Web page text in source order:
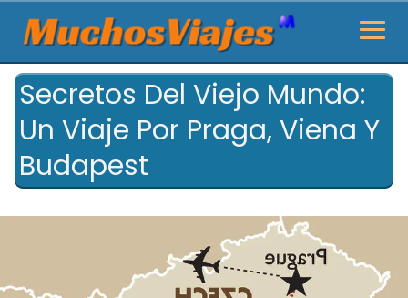
Secretos Del Viejo Mundo:
Un Viaje Por Praga, Viena Y
Budapest